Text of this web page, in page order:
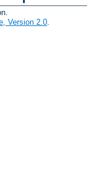
Version 2.0.